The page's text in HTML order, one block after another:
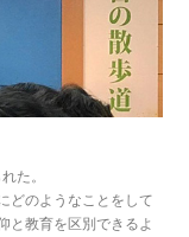
た。
どのようなことをして
と教育を区別できるよ